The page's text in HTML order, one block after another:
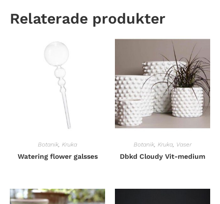
Relaterade produkter
Botanik, Kruka
Watering flower galsses
Botanik, Kruka, Vaser
Dbkd Cloudy Vit-medium